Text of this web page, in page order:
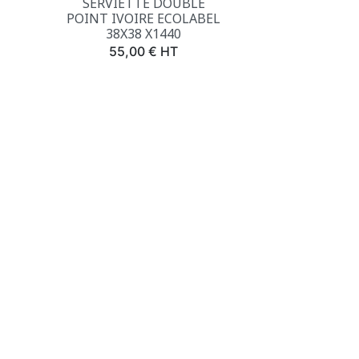
POINT IVOIRE ECOLABEL
38X38 X1440
Prix
55,00 € HT